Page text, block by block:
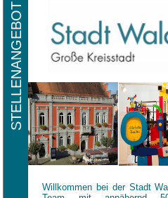
STELLENANGEBOT
Willkommen bei der Stadt